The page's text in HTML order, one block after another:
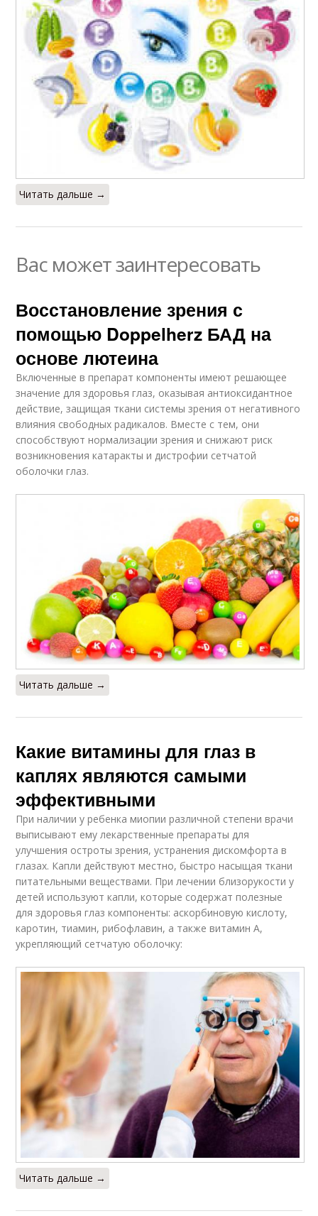
Читать дальше →
Вас может заинтересовать
Восстановление зрения с
помощью Doppelherz БАД на
основе лютеина
Включенные в препарат компоненты имеют решающее
значение для здоровья глаз, оказывая антиоксидантное
действие, защищая ткани системы зрения от негативного
влияния свободных радикалов. Вместе с тем, они
способствуют нормализации зрения и снижают риск
возникновения катаракты и дистрофии сетчатой
оболочки глаз.
Читать дальше →
Какие витамины для глаз в
каплях являются самыми
эффективными
При наличии у ребенка миопии различной степени врачи
выписывают ему лекарственные препараты для
улучшения остроты зрения, устранения дискомфорта в
глазах. Капли действуют местно, быстро насыщая ткани
питательными веществами. При лечении близорукости у
детей используют капли, которые содержат полезные
для здоровья глаз компоненты: аскорбиновую кислоту,
каротин, тиамин, рибофлавин, а также витамин А,
укрепляющий сетчатую оболочку:
Читать дальше →